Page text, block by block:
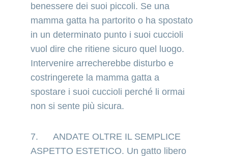
benessere dei suoi piccoli. Se una
mamma gatta ha partorito o ha spostato
in un determinato punto i suoi cuccioli
vuol dire che ritiene sicuro quel luogo.
Intervenire arrecherebbe disturbo e
costringerete la mamma gatta a
spostare i suoi cuccioli perché li ormai
non si sente più sicura.
7.      ANDATE OLTRE IL SEMPLICE
ASPETTO ESTETICO. Un gatto libero